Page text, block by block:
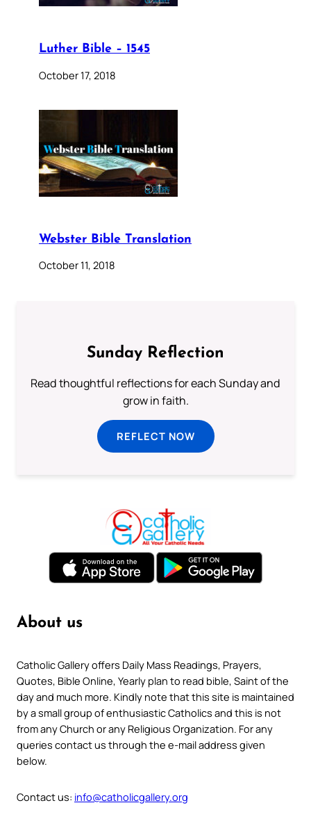
Luther Bible – 1545
October 17, 2018
Webster Bible Translation
October 11, 2018
Sunday Reflection
Read thoughtful reflections for each Sunday and
grow in faith.
REFLECT NOW
About us
Catholic Gallery offers Daily Mass Readings, Prayers,
Quotes, Bible Online, Yearly plan to read bible, Saint of the
day and much more. Kindly note that this site is maintained
by a small group of enthusiastic Catholics and this is not
from any Church or any Religious Organization. For any
queries contact us through the e-mail address given
below.
Contact us: info@catholicgallery.org